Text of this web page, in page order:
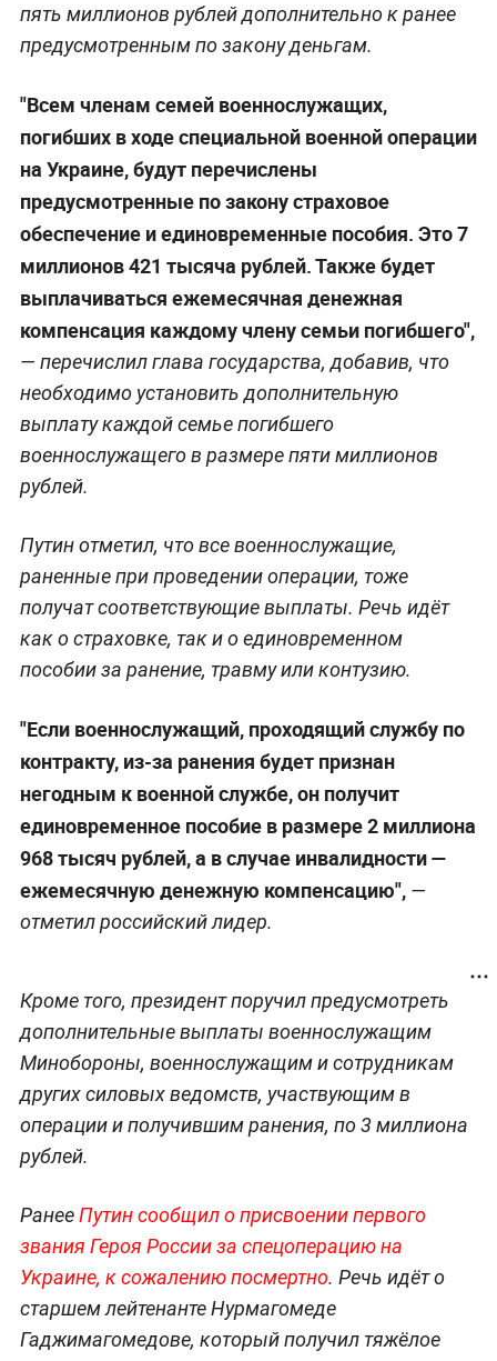
пять миллионов рублей дополнительно к ранее
предусмотренным по закону деньгам.
"Всем членам семей военнослужащих,
погибших в ходе специальной военной операции
на Украине, будут перечислены
предусмотренные по закону страховое
обеспечение и единовременные пособия. Это 7
миллионов 421 тысяча рублей. Также будет
выплачиваться ежемесячная денежная
компенсация каждому члену семьи погибшего",
— перечислил глава государства, добавив, что
необходимо установить дополнительную
выплату каждой семье погибшего
военнослужащего в размере пяти миллионов
рублей.
Путин отметил, что все военнослужащие,
раненные при проведении операции, тоже
получат соответствующие выплаты. Речь идёт
как о страховке, так и о единовременном
пособии за ранение, травму или контузию.
"Если военнослужащий, проходящий службу по
контракту, из-за ранения будет признан
негодным к военной службе, он получит
единовременное пособие в размере 2 миллиона
968 тысяч рублей, а в случае инвалидности —
ежемесячную денежную компенсацию", —
отметил российский лидер.
Кроме того, президент поручил предусмотреть
дополнительные выплаты военнослужащим
Минобороны, военнослужащим и сотрудникам
других силовых ведомств, участвующим в
операции и получившим ранения, по 3 миллиона
рублей.
РанееПутин сообщил о присвоении первого
звания Героя России за спецоперацию на
Украине, к сожалению посмертно. Речь идёт о
старшем лейтенанте Нурмагомеде
Гаджимагомедове, который получил тяжёлое